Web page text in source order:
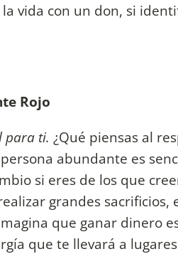
vida con un don, si
Rojo
para ti. ¿Qué piensas al
abundante es
si eres de los que
grandes sacrificios,
que ganar dinero
que te llevará a